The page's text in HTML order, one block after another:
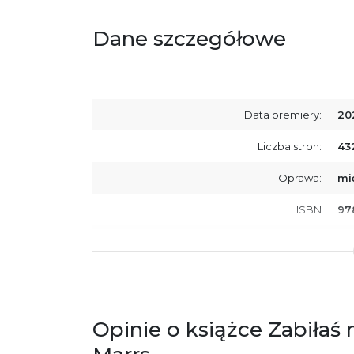
Dane szczegółowe
Data premiery:
Liczba stron:
Oprawa:
ISBN
Opinie o książce Zabiłaś